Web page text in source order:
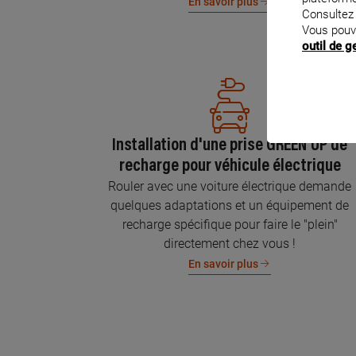
Installation d'une prise GREEN'UP de
recharge pour véhicule électrique
Rouler avec une voiture électrique demande
quelques adaptations et un équipement de
recharge spécifique pour faire le "plein"
directement chez vous !
En savoir plus
Vous
outil de